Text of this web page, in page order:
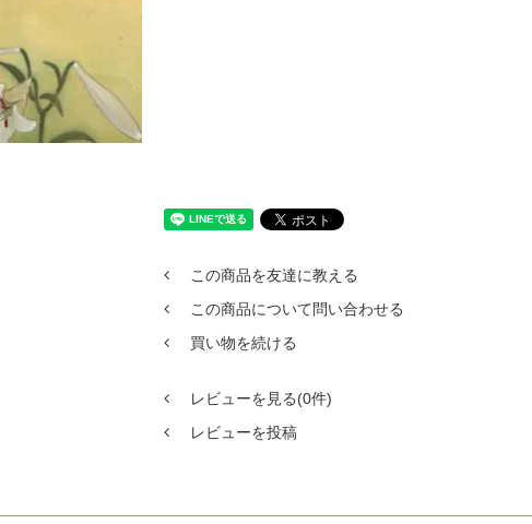
この商品を友達に教える
この商品について問い合わせる
買い物を続ける
レビューを見る(0件)
レビューを投稿